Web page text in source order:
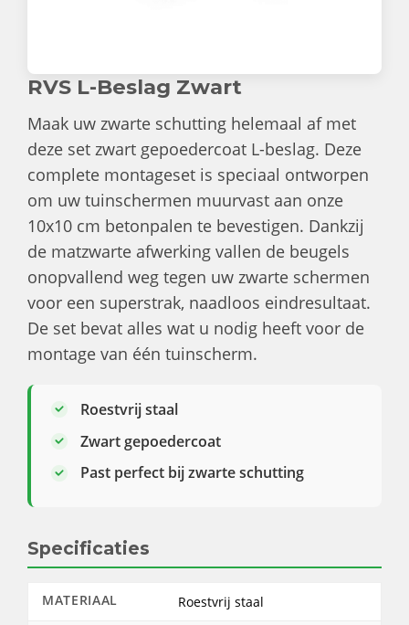
RVS L-Beslag Zwart
Maak uw zwarte schutting helemaal af met
deze set zwart gepoedercoat L-beslag. Deze
complete montageset is speciaal ontworpen
om uw tuinschermen muurvast aan onze
10x10 cm betonpalen te bevestigen. Dankzij
de matzwarte afwerking vallen de beugels
onopvallend weg tegen uw zwarte schermen
voor een superstrak, naadloos eindresultaat.
De set bevat alles wat u nodig heeft voor de
montage van één tuinscherm.
Roestvrij staal
Zwart gepoedercoat
Past perfect bij zwarte schutting
Specificaties
MATERIAAL Roestvrij staal